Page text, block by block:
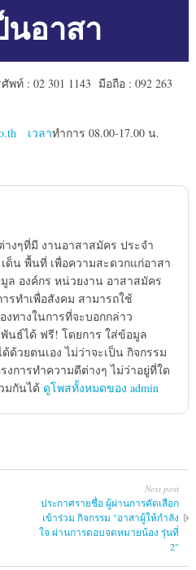
นอาสา
ท์ : 02 301 1143 มือถือ : 092 263
เวลาทำการ 08.00-17.00 น.
งๆที่มี งานอาสาสมัคร ประจำ
ด็น พื้นที่ เพื่อความสะดวกแก่อาสา
องค์กร หน่วยงาน อาสาสมัคร
รทำเพื่อสังคม สามารถใช้
ทางในการที่จะบอกกล่าว
นธ์ได้ ฟรี! โดยการ ใส่ข้อมูล
ด้วยตนเอง ไม่ว่าจะเป็น กิจกรรม
การทำความดีต่างๆ ไม่ว่าอยู่ที่ใด
มกันได้ ดูโพสทั้งหมดของ admin
Next post
ประกาศรายชื่อ ผู้ผ่านการคัดเลือก
เข้าร่วม กิจกรรม "อาสาผู้ให้กำลัง
ใจ ผ่านการตอบจดหมายน้อง รุ่นที่
2"